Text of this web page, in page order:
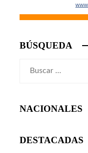
BÚSQUEDA
NACIONALES
DESTACADAS